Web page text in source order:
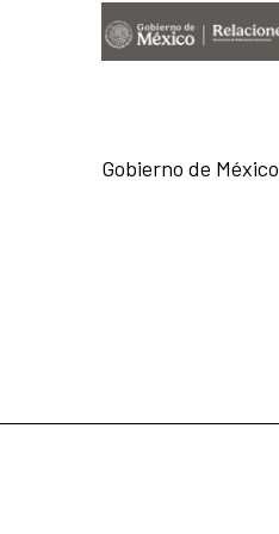
Gobierno de México